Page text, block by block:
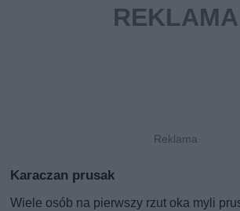
Karaczan prusak
Wiele osób na pierwszy rzut oka myli